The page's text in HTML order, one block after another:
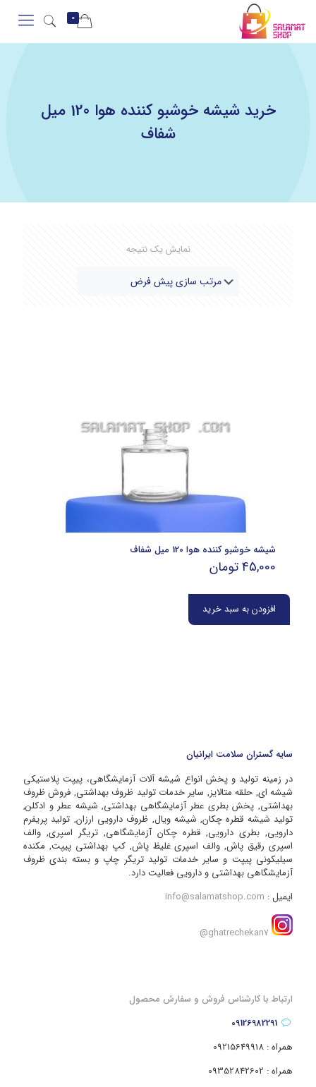
0
خرید شیشه خوشبو کننده هوا 120 میل
شفاف
نمایش یک نتیجه
شیشه خوشبو کننده هوا 120 میل شفاف
45,000تومان
افزودن به سبد خرید
سایه گستران سلامت ایرانیان
در زمینه تولید و پخش انواع شیشه آلات آزمایشگاهی، پیپت پلاستیکی
شیشه ای, حلقه متالایز, سایر خدمات تولید ظروف بهداشتی, فروش ظروف
بهداشتی, پخش بطری عطر آزمایشگاهی بهداشتی, شیشه عطر و ادکلن,
تولید شیشه قطره چکان, شیشه ویال, ظروف دارویی ارزان, تولید پریفرم
دارویی, بطری دارویی, قطره چکان آزمایشگاهی, تریگر اسپری, والف
اسپری رقیق پاش, والف اسپری غلیظ پاش, کپ بهداشتی پیپت, مکنده
سیلیکونی پیپت و سایر خدمات تولید تریگر چاپ و بسته بندی ظروف
آزمایشگاهی بهداشتی و دارویی فعالیت دارد.
ایمیل : info@salamatshop.com
ghatrechekan7@
ارتباط با کارشناس فروش و سفارش محصول
09126982291
همراه : 09215649918
همراه : 09352842602